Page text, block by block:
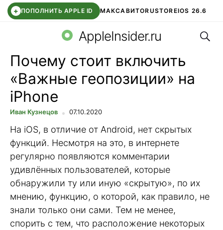
+ ПОПОЛНИТЬ APPLE ID МАКСАВИТОRUSTOREIOS 26.6
СБЕР КИДС ВТБ ОНЛАЙН ЧАТ В ROBLOX
AppleInsider.ru
Почему стоит включить
«Важные геопозиции» на
iPhone
Иван Кузнецов 07.10.2020
На iOS, в отличие от Android, нет скрытых
функций. Несмотря на это, в интернете
регулярно появляются комментарии
удивлённых пользователей, которые
обнаружили ту или иную «скрытую», по их
мнению, функцию, о которой, как правило, не
знали только они сами. Тем не менее,
спорить с тем, что расположение некоторых